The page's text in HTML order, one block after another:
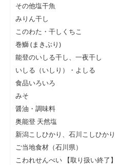
その他塩干魚
みりん干し
このわた・干しくちこ
巻鰤 (まきぶり)
能登のいしる干し、一夜干し
いしる（いしり）・よしる
食品いろいろ
みそ
醤油・調味料
奥能登 天然塩
新潟こしひかり、石川こしひかり
ご当地食材（石川県）
こわれせんべい 【取り扱い終了】